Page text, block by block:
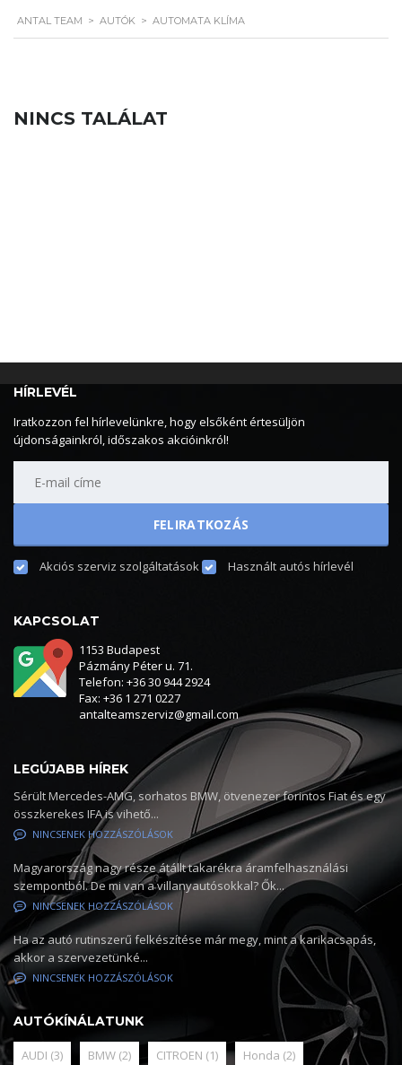
ANTAL TEAM > AUTÓK > AUTOMATA KLÍMA
NINCS TALÁLAT
HÍRLEVÉL
Iratkozzon fel hírlevelünkre, hogy elsőként értesüljön
újdonságainkról, időszakos akcióinkról!
Akciós szerviz szolgáltatások Használt autós hírlevél
KAPCSOLAT
1153 Budapest
Pázmány Péter u. 71.
Telefon: +36 30 944 2924
Fax: +36 1 271 0227
antalteamszerviz@gmail.com
LEGÚJABB HÍREK
Sérült Mercedes-AMG, sorhatos BMW, ötvenezer forintos Fiat és egy
összkerekes IFA is vihető...
NINCSENEK HOZZÁSZÓLÁSOK
Magyarország nagy része átállt takarékra áramfelhasználási
szempontból. De mi van a villanyautósokkal? Ők...
NINCSENEK HOZZÁSZÓLÁSOK
Ha az autó rutinszerű felkészítése már megy, mint a karikacsapás,
akkor a szervezetünké...
NINCSENEK HOZZÁSZÓLÁSOK
AUTÓKÍNÁLATUNK
AUDI (3) BMW (2) CITROEN (1) Honda (2)